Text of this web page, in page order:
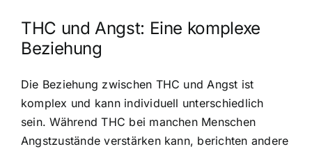
THC und Angst: Eine komplexe
Beziehung
Die Beziehung zwischen THC und Angst ist
komplex und kann individuell unterschiedlich
sein. Während THC bei manchen Menschen
Angstzustände verstärken kann, berichten andere